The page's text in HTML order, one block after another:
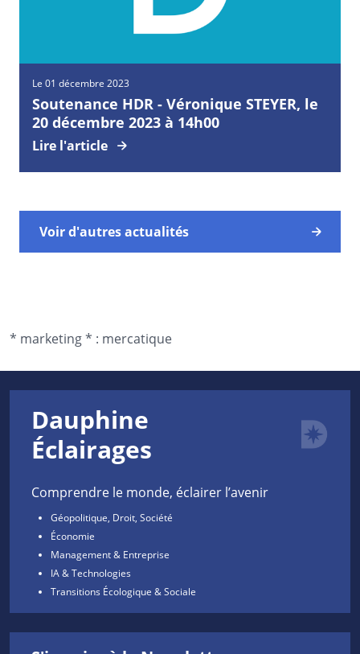
Le 01 décembre 2023
Soutenance HDR - Véronique STEYER, le
20 décembre 2023 à 14h00
Lire l'article
Voir d'autres actualités
* marketing * : mercatique
Dauphine
Éclairages
Comprendre le monde, éclairer l’avenir
Géopolitique, Droit, Société
Économie
Management & Entreprise
IA & Technologies
Transitions Écologique & Sociale